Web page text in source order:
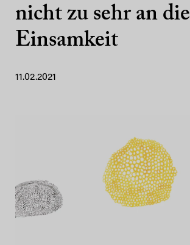
nicht zu sehr an die
Einsamkeit
11.02.2021